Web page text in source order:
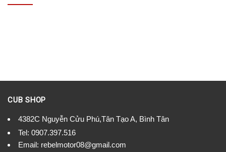
CUB SHOP
4382C Nguyễn Cửu Phú,Tân Tạo A, Bình Tân
Tel: 0907.397.516
Email: rebelmotor08@gmail.com